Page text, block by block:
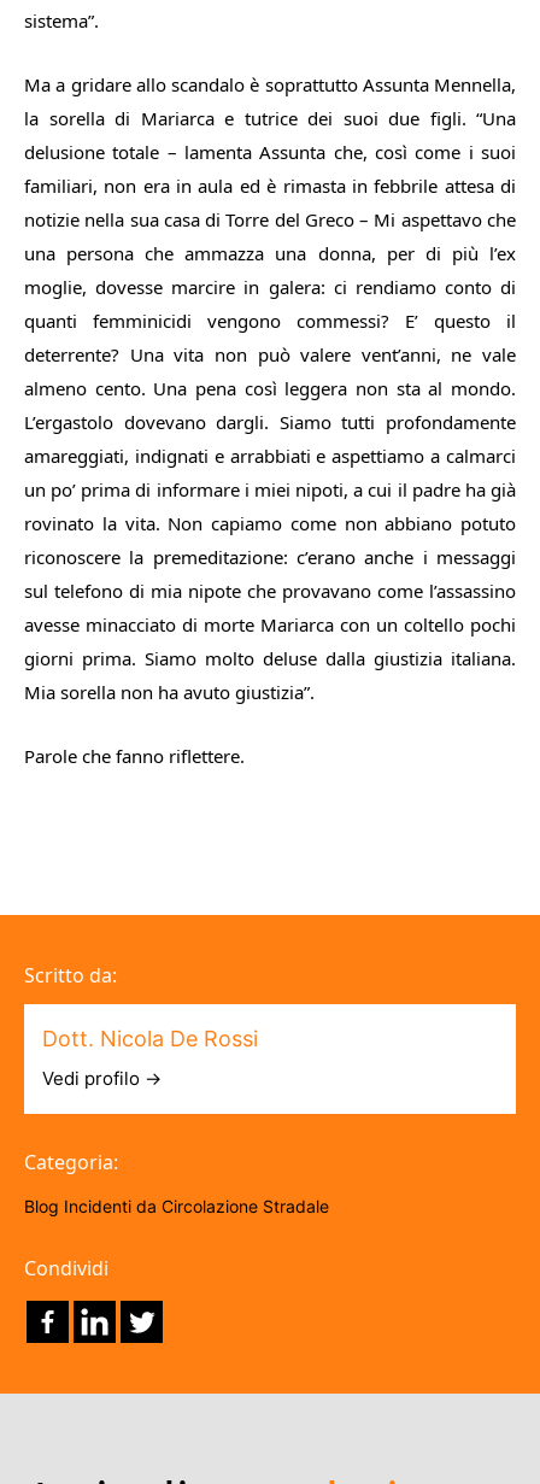
sistema”.
Ma a gridare allo scandalo è soprattutto Assunta Mennella,
la sorella di Mariarca e tutrice dei suoi due figli. “Una
delusione totale – lamenta Assunta che, così come i suoi
familiari, non era in aula ed è rimasta in febbrile attesa di
notizie nella sua casa di Torre del Greco – Mi aspettavo che
una persona che ammazza una donna, per di più l’ex
moglie, dovesse marcire in galera: ci rendiamo conto di
quanti femminicidi vengono commessi? E’ questo il
deterrente? Una vita non può valere vent’anni, ne vale
almeno cento. Una pena così leggera non sta al mondo.
L’ergastolo dovevano dargli. Siamo tutti profondamente
amareggiati, indignati e arrabbiati e aspettiamo a calmarci
un po’ prima di informare i miei nipoti, a cui il padre ha già
rovinato la vita. Non capiamo come non abbiano potuto
riconoscere la premeditazione: c’erano anche i messaggi
sul telefono di mia nipote che provavano come l’assassino
avesse minacciato di morte Mariarca con un coltello pochi
giorni prima. Siamo molto deluse dalla giustizia italiana.
Mia sorella non ha avuto giustizia”.
Parole che fanno riflettere.
Scritto da:
Dott. Nicola De Rossi
Vedi profilo →
Categoria:
Blog Incidenti da Circolazione Stradale
Condividi